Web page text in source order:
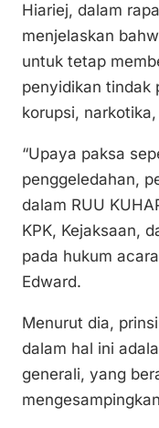
Hiariej, dalam
menjelaskan
untuk tetap
penyidikan tindak
korupsi,
“Upaya paksa
penggeledahan,
dalam RUU
KPK, Kejaksaan,
pada hukum
Edward.
Menurut dia,
dalam hal ini
generali, yang